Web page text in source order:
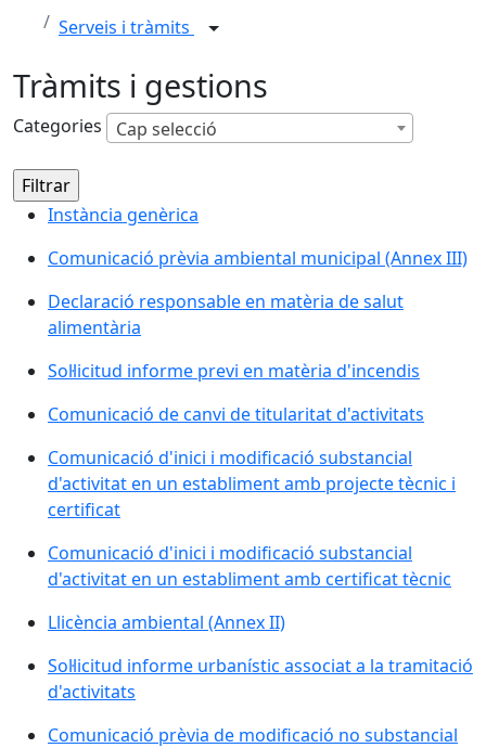
Serveis i tràmits
Tràmits i gestions
Categories Cap selecció
Instància genèrica
Comunicació prèvia ambiental municipal (Annex III)
Declaració responsable en matèria de salut
alimentària
Sol·licitud informe previ en matèria d'incendis
Comunicació de canvi de titularitat d'activitats
Comunicació d'inici i modificació substancial
d'activitat en un establiment amb projecte tècnic i
certificat
Comunicació d'inici i modificació substancial
d'activitat en un establiment amb certificat tècnic
Llicència ambiental (Annex II)
Sol·licitud informe urbanístic associat a la tramitació
d'activitats
Comunicació prèvia de modificació no substancial